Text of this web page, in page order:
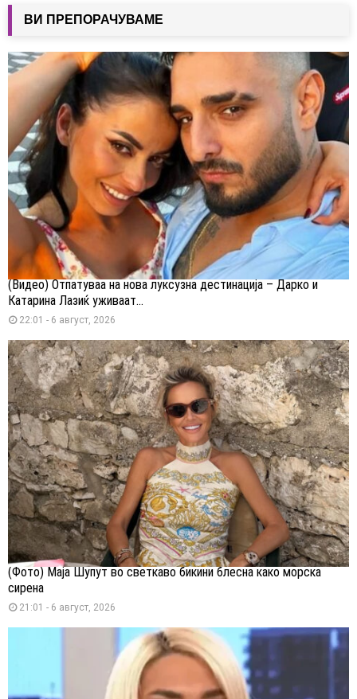
ВИ ПРЕПОРАЧУВАМЕ
(Видео) Отпатуваа на нова луксузна дестинација – Дарко и
Катарина Лазиќ уживаат...
22:01 - 6 август, 2026
(Фото) Маја Шупут во светкаво бикини блесна како морска
сирена
21:01 - 6 август, 2026